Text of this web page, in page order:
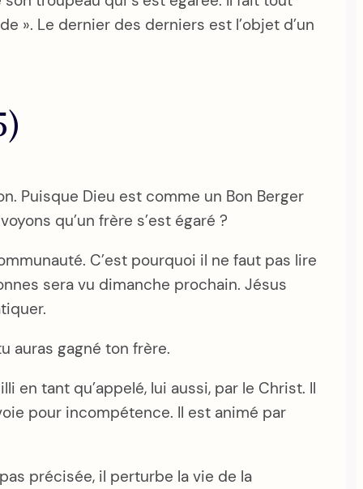
». Le dernier des derniers est l’objet d’un
Puisque Dieu est comme un Bon Berger
qu’un frère s’est égaré ?
C’est pourquoi il ne faut pas lire
sera vu dimanche prochain. Jésus
auras gagné ton frère.
en tant qu’appelé, lui aussi, par le Christ. Il
pour incompétence. Il est animé par
précisée, il perturbe la vie de la